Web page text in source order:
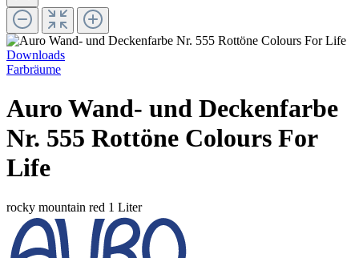
Downloads
Farbräume
Auro Wand- und Deckenfarbe
Nr. 555 Rottöne Colours For
Life
rocky mountain red 1 Liter